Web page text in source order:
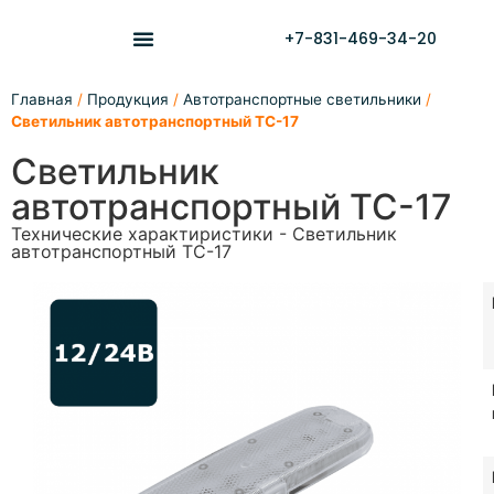
+7-831-469-34-20
Главная / Продукция / Автотранспортные светильники /
Светильник автотранспортный ТС-17
Светильник
автотранспортный ТС-17
Технические характиристики - Светильник
автотранспортный ТС-17